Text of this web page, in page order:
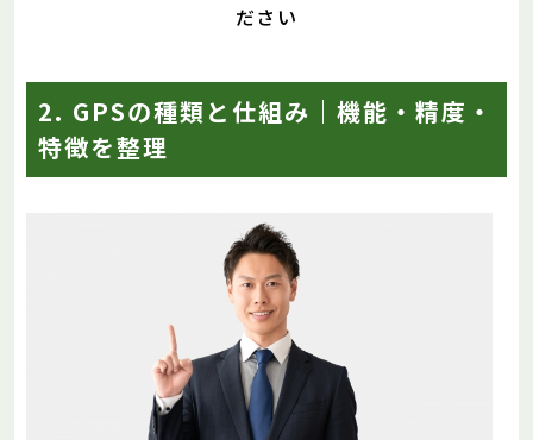
ださい
2. GPSの種類と仕組み｜機能・精度・
特徴を整理